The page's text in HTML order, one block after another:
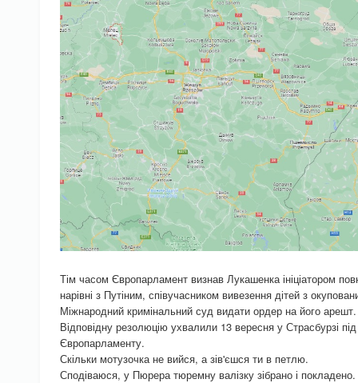
Тім часом Європарламент визнав Лукашенка ініціатором
нарівні з Путіним, співучасником вивезення дітей з
Міжнародний кримінальний суд видати ордер на його арешт.
Відповідну резолюцію ухвалили 13 вересня у Страсбурзі
Європарламенту.
Скільки мотузочка не вийся, а зів'єшся ти в петлю.
Сподіваюся, у Пюрера тюремну валізку зібрано і покладено.